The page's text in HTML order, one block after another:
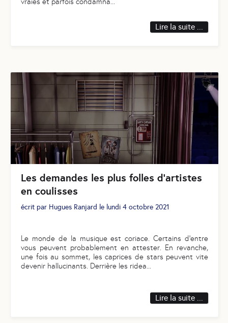
Lire la suite ...
Les demandes les plus folles d’artistes
en coulisses
écrit par Hugues Ranjard le lundi 4 octobre 2021
Le monde de la musique est coriace. Certains d’entre
vous peuvent probablement en attester. En revanche,
une fois au sommet, les caprices de stars peuvent vite
devenir hallucinants. Derrière les ridea
Lire la suite ...